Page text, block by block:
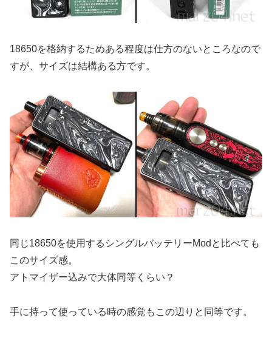
18650を格納するためある程度は仕方のないところなので
すが、サイズは結構ある方です。
同じ18650を使用するシングルバッテリーModと比べても
このサイズ感。
アトマイザー込みで大体同等くらい？
手に持って使っている時の感覚もこの辺りと同等です。